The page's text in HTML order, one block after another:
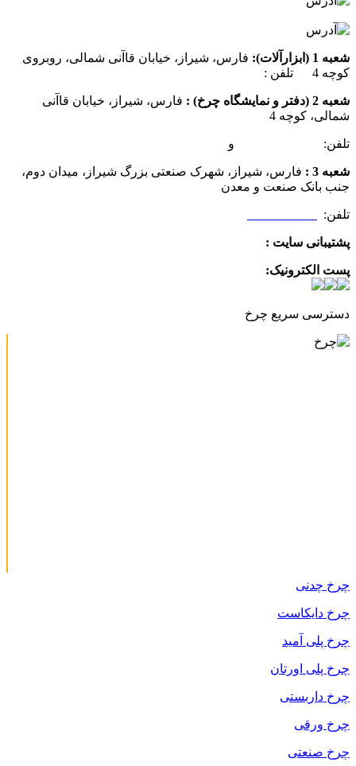
شعبه 1 (ابزارآلات):
فارس، شیراز، خیابان قاآنی شمالی، روبروی
کوچه 4 تلفن :
شعبه 2 (دفتر و نمایشگاه چرخ) :
فارس، شیراز، خیابان قاآنی
شمالی، کوچه 4
تلفن: و
شعبه 3 :
فارس، شیراز، شهرک صنعتی بزرگ شیراز، میدان دوم،
جنب بانک صنعت و معدن
تلفن:
پشتیبانی سایت :
پست الکترونیک:
دسترسی سریع چرخ
چرخ چدنی
چرخ دایکاست
چرخ پلی آمید
چرخ پلی اورتان
چرخ داربستی
چرخ ورقی
چرخ صنعتی